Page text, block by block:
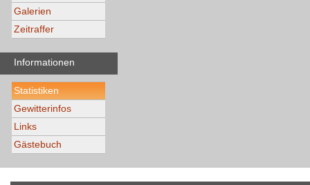
Galerien
Zeitraffer
Informationen
Statistiken
Gewitterinfos
Links
Gästebuch